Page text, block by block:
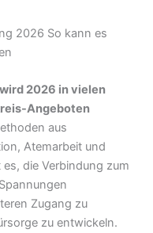
2026 in vielen
Angeboten
aus
Atemarbeit und
die Verbindung zum
Zugang zu
zu entwickeln.